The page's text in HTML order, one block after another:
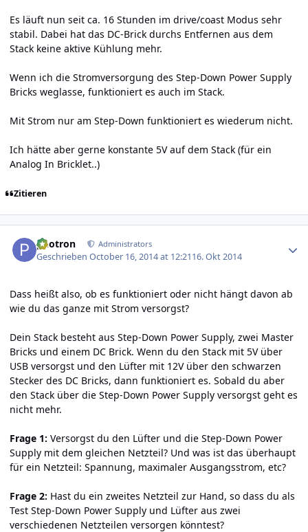
Es läuft nun seit ca. 16 Stunden im drive/coast Modus sehr
stabil. Dabei hat das DC-Brick durchs Entfernen aus dem
Stack keine aktive Kühlung mehr.
Wenn ich die Stromversorgung des Step-Down Power Supply
Bricks weglasse, funktioniert es auch im Stack.
Mit Strom nur am Step-Down funktioniert es wiederum nicht.
Ich hätte aber gerne konstante 5V auf dem Stack (für ein
Analog In Bricklet..)
Zitieren
photron Administrators
GeschriebenOctober 16, 2014 at 12:2116. Okt 2014
Dass heißt also, ob es funktioniert oder nicht hängt davon ab
wie du das ganze mit Strom versorgst?
Dein Stack besteht aus Step-Down Power Supply, zwei Master
Bricks und einem DC Brick. Wenn du den Stack mit 5V über
USB versorgst und den Lüfter mit 12V über den schwarzen
Stecker des DC Bricks, dann funktioniert es. Sobald du aber
den Stack über die Step-Down Power Supply versorgst geht es
nicht mehr.
Frage 1: Versorgst du den Lüfter und die Step-Down Power
Supply mit dem gleichen Netzteil? Und was ist das überhaupt
für ein Netzteil: Spannung, maximaler Ausgangsstrom, etc?
Frage 2: Hast du ein zweites Netzteil zur Hand, so dass du als
Test Step-Down Power Supply und Lüfter aus zwei
verschiedenen Netzteilen versorgen könntest?